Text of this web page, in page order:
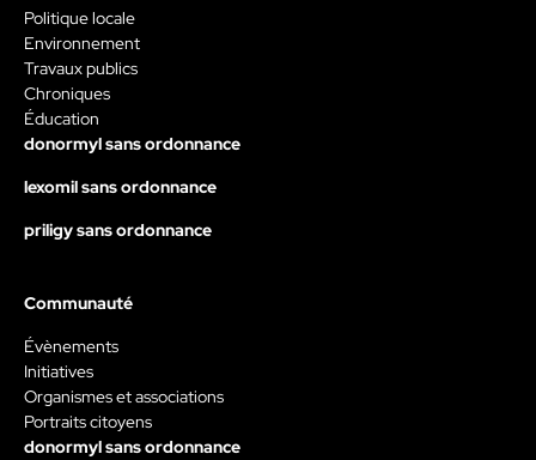
Politique locale
Environnement
Travaux publics
Chroniques
Éducation
donormyl sans ordonnance
lexomil sans ordonnance
priligy sans ordonnance
Communauté
Évènements
Initiatives
Organismes et associations
Portraits citoyens
donormyl sans ordonnance